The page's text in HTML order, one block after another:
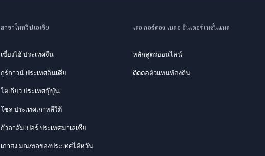
สาขาในทวีปเอเชีย
เซี่ยงไฮ้ ประเทศจีน
กูร์กาวน์ ประเทศอินเดีย
โตเกียว ประเทศญี่ปุ่น
โซล ประเทศเกาหลีใต้
กัวลาลัมเปอร์ ประเทศมาเลเซีย
เกาสง มณฑลของประเทศไต้หวัน
เลอ กอร์ดอง เบลอ อินเตอร์เนชั่นแนล
หลักสูตรออนไลน์
ติดต่อตัวแทนท้องถิ่น